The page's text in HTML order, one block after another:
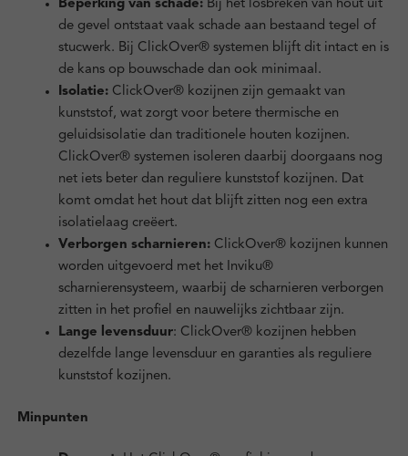
Beperking van schade:Bij het losbreken van hout uit
de gevel ontstaat vaak schade aan bestaand tegel of
stucwerk. Bij ClickOver® systemen blijft dit intact en is
de kans op bouwschade dan ook minimaal.
Isolatie:ClickOver® kozijnen zijn gemaakt van
kunststof, wat zorgt voor betere thermische en
geluidsisolatie dan traditionele houten kozijnen.
ClickOver® systemen isoleren daarbij doorgaans nog
net iets beter dan reguliere kunststof kozijnen. Dat
komt omdat het hout dat blijft zitten nog een extra
isolatielaag creëert.
Verborgen scharnieren:ClickOver® kozijnen kunnen
worden uitgevoerd met het Inviku®
scharnierensysteem, waarbij de scharnieren verborgen
zitten in het profiel en nauwelijks zichtbaar zijn.
Lange levensduur: ClickOver® kozijnen hebben
dezelfde lange levensduur en garanties als reguliere
kunststof kozijnen.
Minpunten